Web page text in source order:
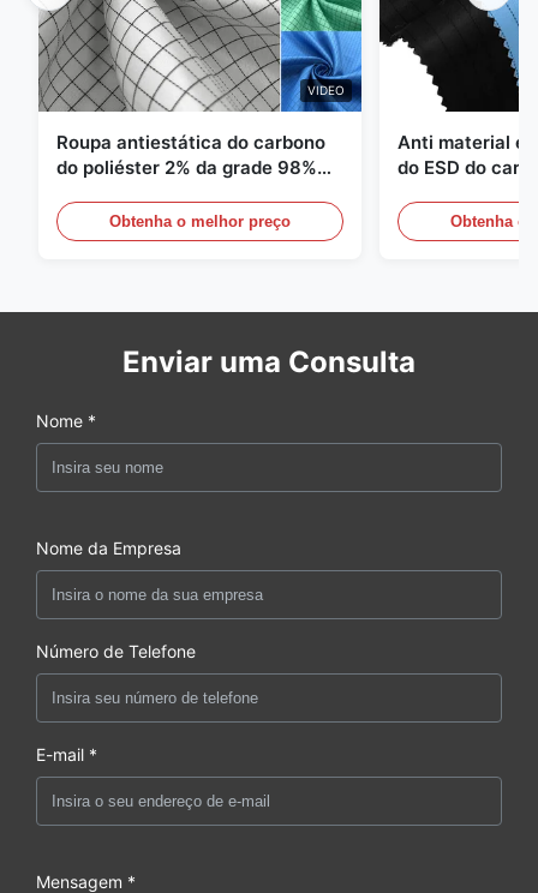
VIDEO
Roupa antiestática do carbono
do poliéster 2% da grade 98%
Obtenha o melhor preço
Anti material
do ESD do
Obtenha o
Enviar uma Consulta
Nome *
Nome da Empresa
Número de Telefone
E-mail *
Mensagem *